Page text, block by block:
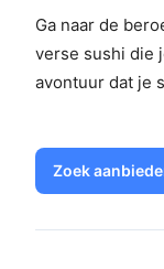
Ga naar de
verse sushi die
avontuur dat je
Zoek